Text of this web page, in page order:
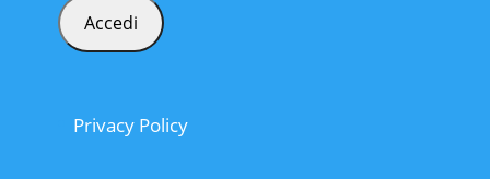
Privacy Policy